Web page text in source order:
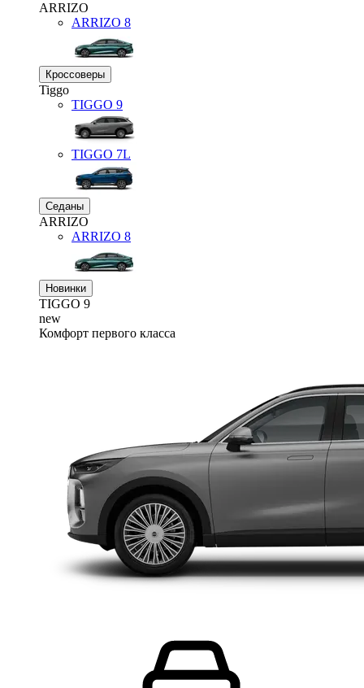
ARRIZO
ARRIZO 8
Кроссоверы
Tiggo
TIGGO 9
TIGGO 7L
Седаны
ARRIZO
ARRIZO 8
Новинки
TIGGO 9
new
Комфорт первого класса